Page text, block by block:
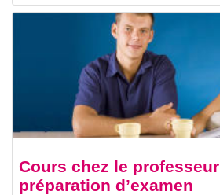
Cours chez le
préparation d’examen